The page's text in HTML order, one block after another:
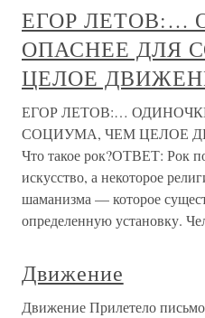
ЕГОР ЛЕТОВ:…
ОПАСНЕЕ ДЛЯ
ЦЕЛОЕ
ЕГОР ЛЕТОВ:…
СОЦИУМА, ЧЕМ ЦЕЛОЕ
Что такое рок?ОТВЕТ: Рок
искусство, а некоторое
шаманизма — которое
определенную установку.
Движение
Движение Прилетело